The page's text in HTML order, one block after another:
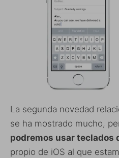
La segunda novedad
se ha mostrado mucho,
podremos usar teclados
propio de iOS al que